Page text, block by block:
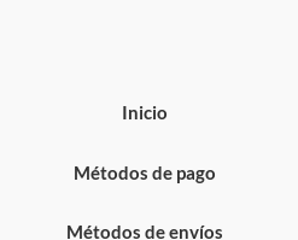
Inicio
Métodos de pago
Métodos de envíos